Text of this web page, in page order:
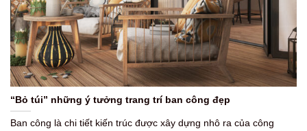
“Bỏ túi” những ý tưởng trang trí ban công đẹp
Ban công là chi tiết kiến trúc được xây dựng nhô ra của công